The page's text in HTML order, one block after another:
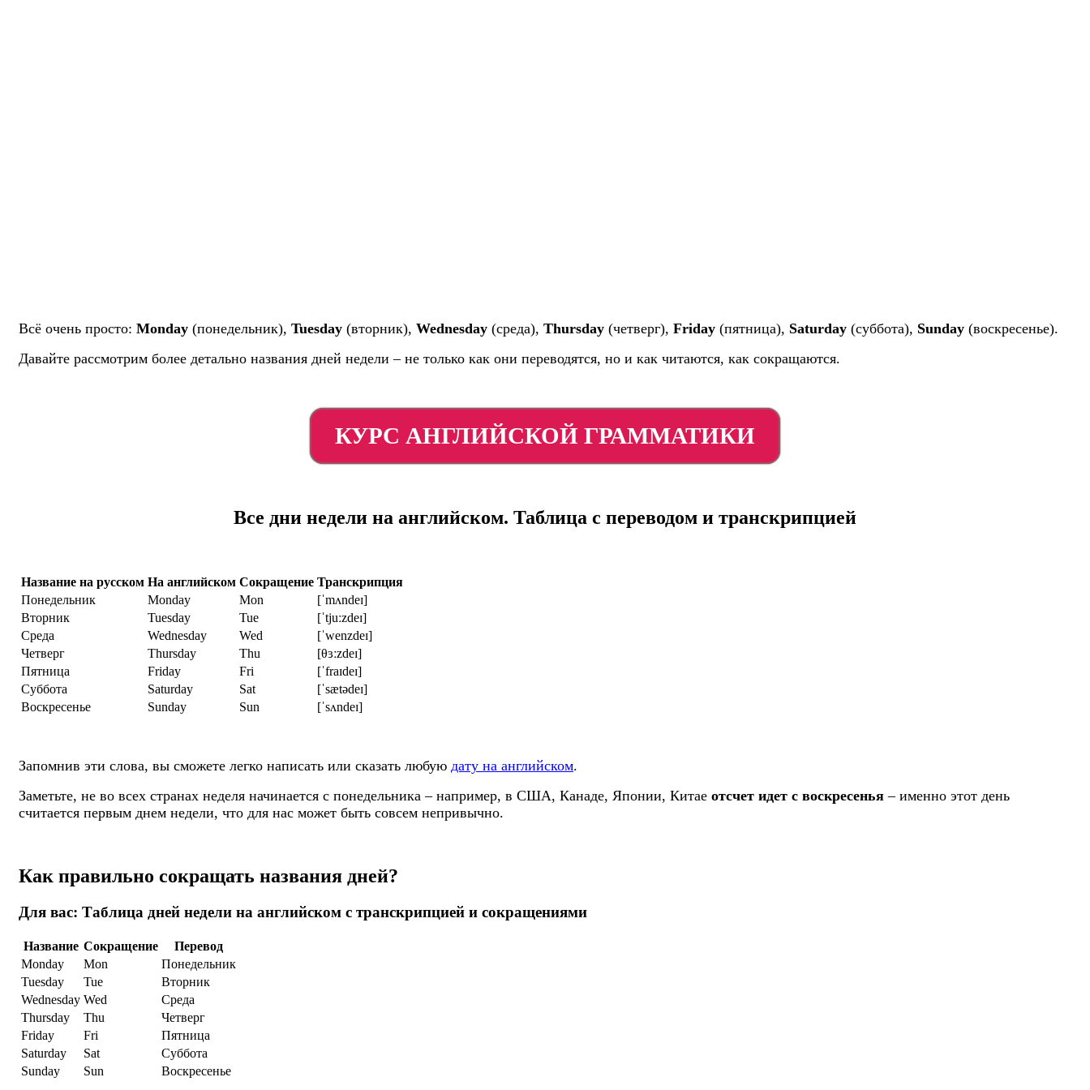
Всё очень просто: Monday (понедельник), Tuesday (вторник), Wednesday (среда), Thursday (четверг), Friday (пятница), Saturday (суббота), Sunday (воскресенье).
Давайте рассмотрим более детально названия дней недели – не только как они переводятся, но и как читаются, как сокращаются.
КУРС АНГЛИЙСКОЙ ГРАММАТИКИ
Все дни недели на английском. Таблица с переводом и транскрипцией
Название на русском На английском Сокращение Транскрипция
Понедельник
Monday Mon
[ˈmʌndeɪ]
Вторник
Tuesday Tue
[ˈtjuːzdeɪ]
Среда
Wednesday Wed
[ˈwenzdeɪ]
Четверг
Thursday Thu
[θɜːzdeɪ]
Пятница
Friday Fri
[ˈfraɪdeɪ]
Суббота
Saturday Sat
[ˈsætədeɪ]
Воскресенье
Sunday Sun [ˈsʌndeɪ]
Запомнив эти слова, вы сможете легко написать или сказать любую дату на английском.
Заметьте, не во всех странах неделя начинается с понедельника – например, в США, Канаде, Японии, Китае отсчет идет с воскресенья – именно этот день
считается первым днем недели, что для нас может быть совсем непривычно.
Как правильно сокращать названия дней?
Для вас: Таблица дней недели на английском с транскрипцией и сокращениями
Название Сокращение
Перевод
Monday
Mon
Понедельник
Tuesday
Tue
Вторник
Wednesday Wed
Среда
Thursday
Thu
Четверг
Friday
Fri
Пятница
Saturday
Sat
Суббота
Sunday
Sun Воскресенье